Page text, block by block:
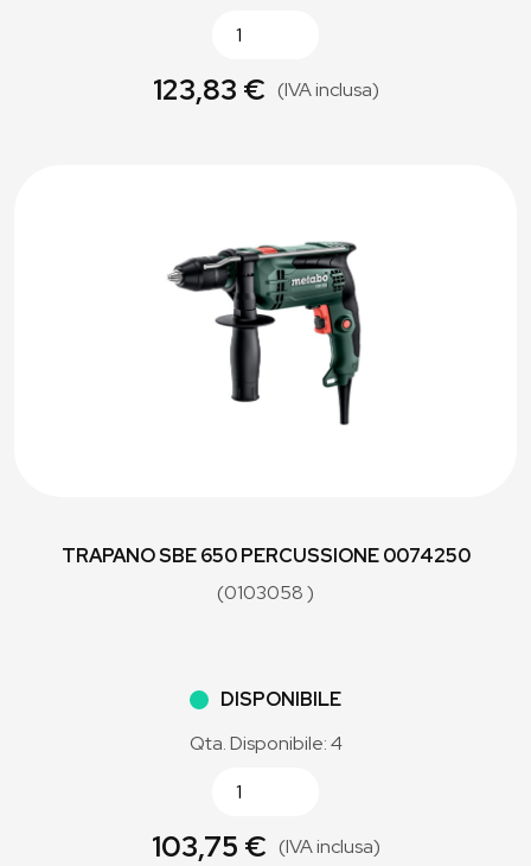
123,83 € (IVA inclusa)
TRAPANO SBE 650 PERCUSSIONE 0074250
(0103058 )
DISPONIBILE
Qta. Disponibile: 4
103,75 € (IVA inclusa)